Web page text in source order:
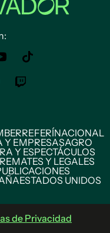
REFERÍNACIONAL
Y EMPRESASAGRO
Y ESPECTÁCULOS
REMATES Y LEGALES
ESTADOS UNIDOS
de Privacidad